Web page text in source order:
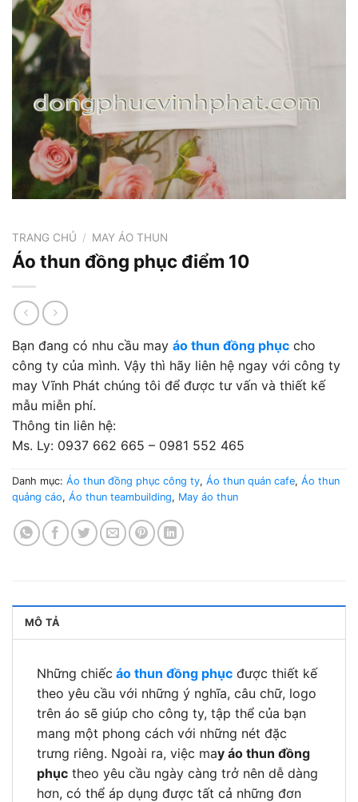
TRANG CHỦ / MAY ÁO THUN
Áo thun đồng phục điểm 10
Bạn đang có nhu cầu may áo thun đồng phục cho
công ty của mình. Vậy thì hãy liên hệ ngay với công ty
may Vĩnh Phát chúng tôi để được tư vấn và thiết kế
mẫu miễn phí.
Thông tin liên hệ:
Ms. Ly: 0937 662 665 – 0981 552 465
Danh mục: Áo thun đồng phục công ty, Áo thun quán cafe, Áo thun
quảng cáo, Áo thun teambuilding, May áo thun
MÔ TẢ
Những chiếc áo thun đồng phục được thiết kế
theo yêu cầu với những ý nghĩa, câu chữ, logo
trên áo sẽ giúp cho công ty, tập thể của bạn
mang một phong cách với những nét đặc
trưng riêng. Ngoài ra, việc may áo thun đồng
phục theo yêu cầu ngày càng trở nên dễ dàng
hơn, có thể áp dụng được tất cả những đơn